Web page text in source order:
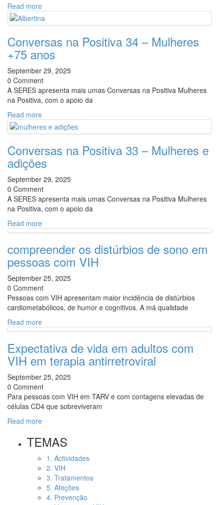
Read more
Conversas na Positiva 34 – Mulheres
+75 anos
September 29, 2025
0 Comment
A SERES apresenta mais umas Conversas na Positiva Mulheres
na Positiva, com o apoio da
Read more
Conversas na Positiva 33 – Mulheres e
adições
September 29, 2025
0 Comment
A SERES apresenta mais umas Conversas na Positiva Mulheres
na Positiva, com o apoio da
Read more
compreender os distúrbios de sono em
pessoas com VIH
September 25, 2025
0 Comment
Pessoas com VIH apresentam maior incidência de distúrbios
cardiometabólicos, de humor e cognitivos. A má qualidade
Read more
Expectativa de vida em adultos com
VIH em terapia antirretroviral
September 25, 2025
0 Comment
Para pessoas com VIH em TARV e com contagens elevadas de
células CD4 que sobreviveram
Read more
TEMAS
1. Actividades
2. VIH
3. Tratamentos
5. Afeções
4. Prevenção